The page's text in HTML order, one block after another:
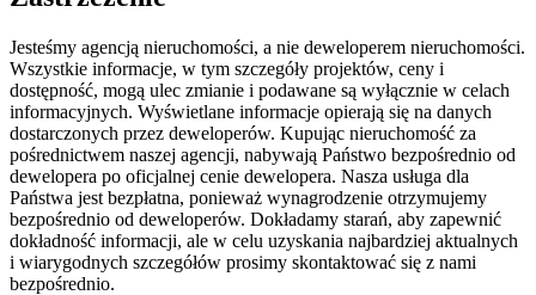
Jesteśmy agencją nieruchomości, a nie deweloperem nieruchomości.
Wszystkie informacje, w tym szczegóły projektów, ceny i
dostępność, mogą ulec zmianie i podawane są wyłącznie w celach
informacyjnych. Wyświetlane informacje opierają się na danych
dostarczonych przez deweloperów. Kupując nieruchomość za
pośrednictwem naszej agencji, nabywają Państwo bezpośrednio od
dewelopera po oficjalnej cenie dewelopera. Nasza usługa dla
Państwa jest bezpłatna, ponieważ wynagrodzenie otrzymujemy
bezpośrednio od deweloperów. Dokładamy starań, aby zapewnić
dokładność informacji, ale w celu uzyskania najbardziej aktualnych
i wiarygodnych szczegółów prosimy skontaktować się z nami
bezpośrednio.